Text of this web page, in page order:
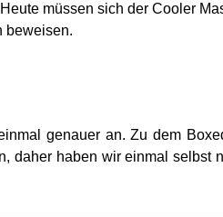
müssen sich der Cooler
beweisen.
genauer an. Zu dem
daher haben wir einmal selbst